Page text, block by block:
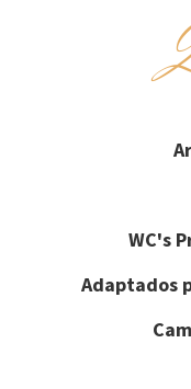
WC's
Adaptados